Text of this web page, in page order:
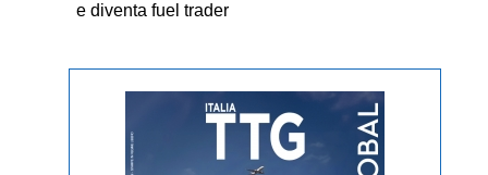
e diventa fuel trader